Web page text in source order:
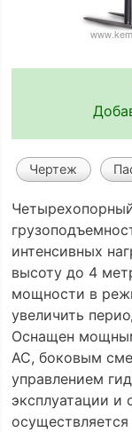
Чертеж
интенсивных
высоту до 4
мощности в
увеличить
Оснащен
АС, боковым
управлением
эксплуатации